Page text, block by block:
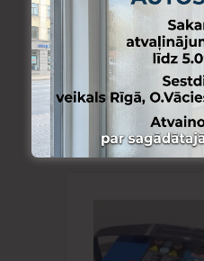
AUTOMAŠĪNU
982923 Optima
BCI:34/78 815
1/1 ar skrūvjveida
228.00€